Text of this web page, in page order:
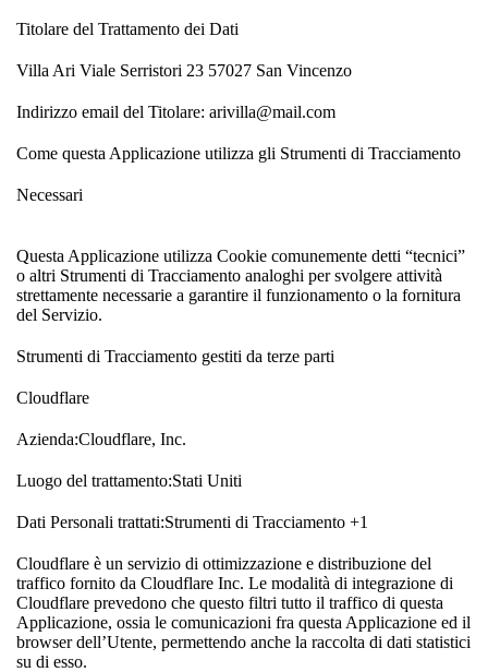
Titolare del Trattamento dei Dati
Villa Ari Viale Serristori 23 57027 San Vincenzo
Indirizzo email del Titolare: arivilla@mail.com
Come questa Applicazione utilizza gli Strumenti di Tracciamento
Necessari
Questa Applicazione utilizza Cookie comunemente detti “tecnici”
o altri Strumenti di Tracciamento analoghi per svolgere attività
strettamente necessarie a garantire il funzionamento o la fornitura
del Servizio.
Strumenti di Tracciamento gestiti da terze parti
Cloudflare
Azienda:Cloudflare, Inc.
Luogo del trattamento:Stati Uniti
Dati Personali trattati:Strumenti di Tracciamento +1
Cloudflare è un servizio di ottimizzazione e distribuzione del
traffico fornito da Cloudflare Inc. Le modalità di integrazione di
Cloudflare prevedono che questo filtri tutto il traffico di questa
Applicazione, ossia le comunicazioni fra questa Applicazione ed il
browser dell’Utente, permettendo anche la raccolta di dati statistici
su di esso.